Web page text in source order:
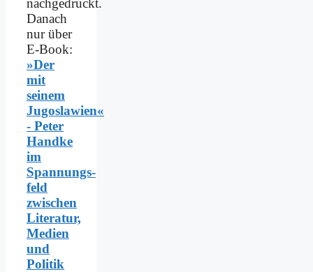
Danach
nur über
E-Book:
»Der
mit
seinem
Jugoslawien«
- Peter
Handke
im
Spannungs­
feld
zwischen
Literatur,
Medien
und
Politik